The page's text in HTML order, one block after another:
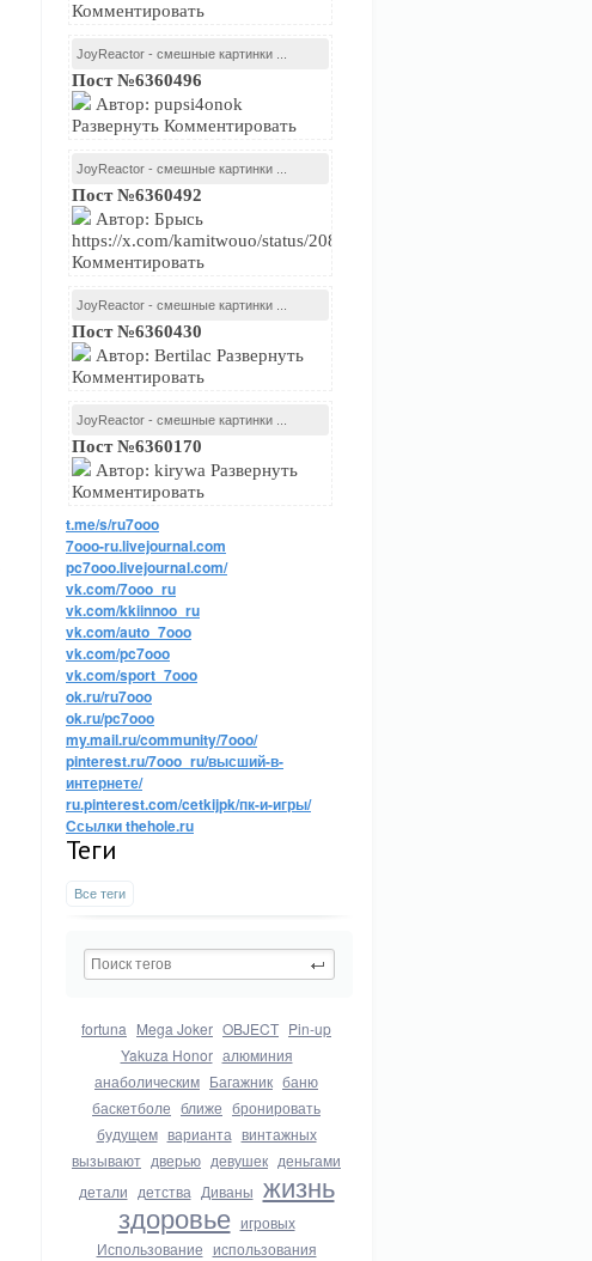
Комментировать
JoyReactor - смешные картинки ...
Пост №6360496
Автор: pupsi4onok
Развернуть Комментировать
JoyReactor - смешные картинки ...
Пост №6360492
Автор: Брысь
https://x.com/kamitwouo/status/2081239716574474479Развернуть
Комментировать
JoyReactor - смешные картинки ...
Пост №6360430
Автор: Bertilac Развернуть
Комментировать
JoyReactor - смешные картинки ...
Пост №6360170
Автор: kirywa Развернуть
Комментировать
t.me/s/ru7ooo
7ooo-ru.livejournal.com
pc7ooo.livejournal.com/
vk.com/7ooo_ru
vk.com/kkiinnoo_ru
vk.com/auto_7ooo
vk.com/pc7ooo
vk.com/sport_7ooo
ok.ru/ru7ooo
ok.ru/pc7ooo
my.mail.ru/community/7ooo/
pinterest.ru/7ooo_ru/высший-в-
интернете/
ru.pinterest.com/cetkijpk/пк-и-игры/
Ссылки thehole.ru
Теги
Все теги
fortuna Mega Joker OBJECT Pin-up
Yakuza Honor алюминия
анаболическим Багажник баню
баскетболе ближе бронировать
будущем варианта винтажных
вызывают дверью девушек деньгами
детали детства Диваны жизнь
здоровье игровых
Использование использования